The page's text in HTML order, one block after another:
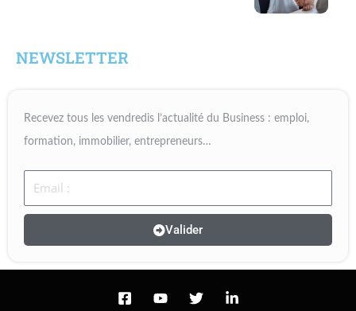
NEWSLETTER
Recevez tous les vendredis l’actualité du Business : emploi,
formation, immobilier, entrepreneurs…
Email
Valider